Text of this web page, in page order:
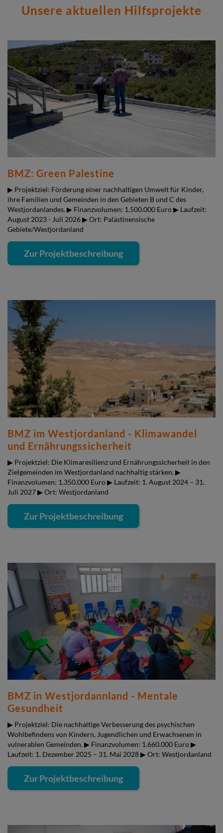
Unsere aktuellen Hilfsprojekte
BMZ: Green Palestine
▶ Projektziel: Förderung einer nachhaltigen Umwelt für Kinder,
ihre Familien und Gemeinden in den Gebieten B und C des
Westjordanlandes. ▶ Finanzvolumen: 1.500.000 Euro ▶ Laufzeit:
August 2023 - Juli 2026 ▶ Ort: Palästinensische
Gebiete/Westjordanland
Zur Projektbeschreibung
BMZ im Westjordanland - Klimawandel
und Ernährungssicherheit
▶ Projektziel: Die Klimaresilienz und Ernährungssicherheit in den
Zielgemeinden im Westjordanland nachhaltig stärken. ▶
Finanzvolumen: 1.350.000 Euro ▶ Laufzeit: 1. August 2024 – 31.
Juli 2027 ▶ Ort: Westjordanland
Zur Projektbeschreibung
BMZ in Westjordannland - Mentale
Gesundheit
▶ Projektziel: Die nachhaltige Verbesserung des psychischen
Wohlbefindens von Kindern, Jugendlichen und Erwachsenen in
vulnerablen Gemeinden. ▶ Finanzvolumen: 1.660.000 Euro ▶
Laufzeit: 1. Dezember 2025 – 31. Mai 2028 ▶ Ort: Westjordanland
Zur Projektbeschreibung